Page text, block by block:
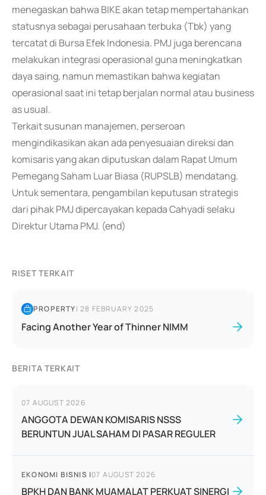
menegaskan bahwa BIKE akan tetap mempertahankan
statusnya sebagai perusahaan terbuka (Tbk) yang
tercatat di Bursa Efek Indonesia. PMJ juga berencana
melakukan integrasi operasional guna meningkatkan
daya saing, namun memastikan bahwa kegiatan
operasional saat ini tetap berjalan normal atau business
as usual.
Terkait susunan manajemen, perseroan
mengindikasikan akan ada penyesuaian direksi dan
komisaris yang akan diputuskan dalam Rapat Umum
Pemegang Saham Luar Biasa (RUPSLB) mendatang.
Untuk sementara, pengambilan keputusan strategis
dari pihak PMJ dipercayakan kepada Cahyadi selaku
Direktur Utama PMJ. (end)
RISET TERKAIT
PROPERTY|28 FEBRUARY 2025
Facing Another Year of Thinner NIMM
BERITA TERKAIT
07 AUGUST 2026
ANGGOTA DEWAN KOMISARIS NSSS
BERUNTUN JUAL SAHAM DI PASAR REGULER
EKONOMI BISNIS |07 AUGUST 2026
BPKH DAN BANK MUAMALAT PERKUAT SINERGI